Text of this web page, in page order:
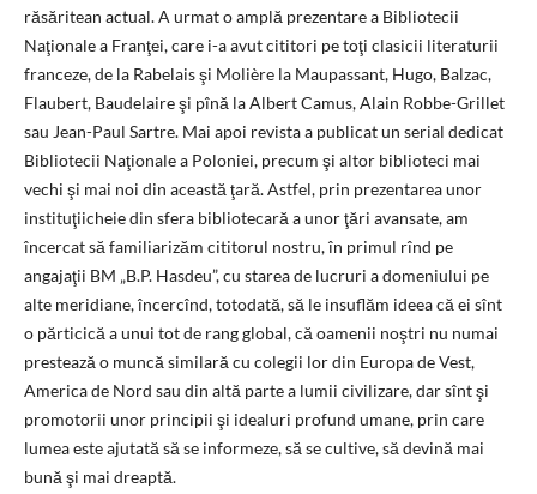
răsăritean actual. A urmat o amplă prezentare a Bibliotecii
Naţionale a Franţei, care i-a avut cititori pe toţi clasicii literaturii
franceze, de la Rabelais şi Molière la Maupassant, Hugo, Balzac,
Flaubert, Baudelaire şi pînă la Albert Camus, Alain Robbe-Grillet
sau Jean-Paul Sartre. Mai apoi revista a publicat un serial dedicat
Bibliotecii Naţionale a Poloniei, precum şi altor biblioteci mai
vechi şi mai noi din această ţară. Astfel, prin prezentarea unor
instituţiicheie din sfera bibliotecară a unor ţări avansate, am
încercat să familiarizăm cititorul nostru, în primul rînd pe
angajaţii BM „B.P. Hasdeu”, cu starea de lucruri a domeniului pe
alte meridiane, încercînd, totodată, să le insuflăm ideea că ei sînt
o părticică a unui tot de rang global, că oamenii noştri nu numai
prestează o muncă similară cu colegii lor din Europa de Vest,
America de Nord sau din altă parte a lumii civilizare, dar sînt şi
promotorii unor principii şi idealuri profund umane, prin care
lumea este ajutată să se informeze, să se cultive, să devină mai
bună şi mai dreaptă.